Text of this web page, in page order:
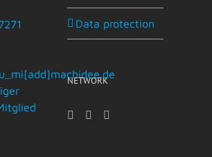
Data protection
NETWORK